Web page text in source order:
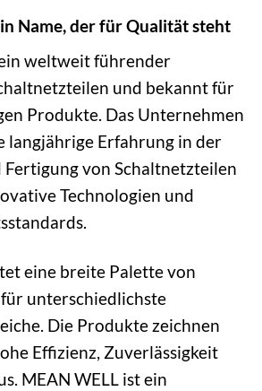
Name, der für Qualität steht
weltweit führender
und bekannt für
Produkte. Das Unternehmen
langjährige Erfahrung in der
von Schaltnetzteilen
Technologien und
eine breite Palette von
unterschiedlichste
Die Produkte zeichnen
Effizienz, Zuverlässigkeit
MEAN WELL ist ein